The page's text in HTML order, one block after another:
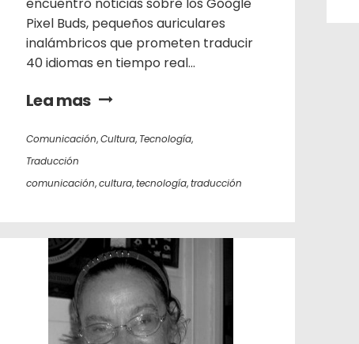
Pixel Buds, pequeños auriculares
inalámbricos que prometen traducir
40 idiomas en tiempo real...
Lea mas
Comunicación,Cultura, Tecnología,
Traducción
comunicación,cultura,tecnología,traducción